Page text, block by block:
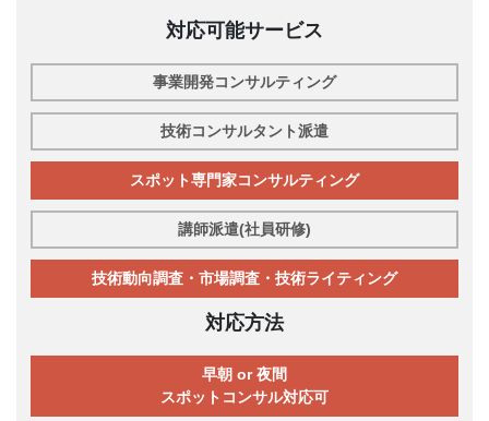
対応可能サービス
事業開発コンサルティング
技術コンサルタント派遣
スポット専門家コンサルティング
講師派遣(社員研修)
技術動向調査・市場調査・技術ライティング
対応方法
早朝 or 夜間
スポットコンサル対応可